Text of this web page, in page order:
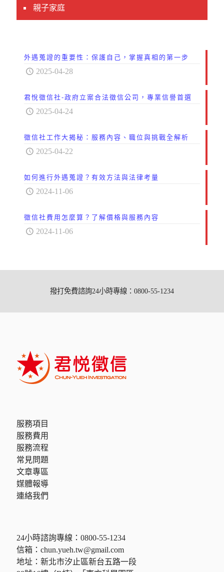
親子家庭
外遇蒐證的重要性：保護自己，掌握真相的第一步
2025-04-28
君悅徵信社-政府立案合法徵信公司，專業信譽首選
2025-04-24
徵信社工作大揭秘：服務內容、職位與挑戰全解析
2025-04-22
如何進行外遇蒐證？有效方法與法律考量
2024-11-06
徵信社費用怎麼算？了解價格與服務內容
2024-11-06
撥打免費諮詢24小時專線：0800-55-1234
服務項目
服務費用
服務流程
常見問題
文章專區
媒體報導
連絡我們
24小時諮詢專線： 0800-55-1234
信箱： chun.yueh.tw@gmail.com
地址：新北市汐止區新台五路一段